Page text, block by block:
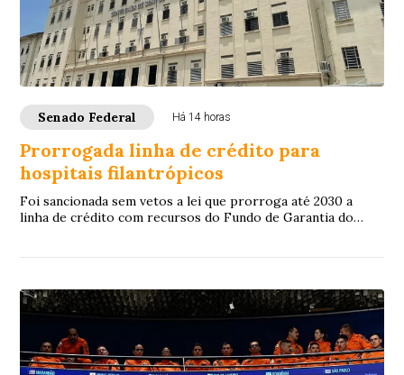
Senado Federal Há 14 horas
Prorrogada linha de crédito para
hospitais filantrópicos
Foi sancionada sem vetos a lei que prorroga até 2030 a
linha de crédito com recursos do Fundo de Garantia do